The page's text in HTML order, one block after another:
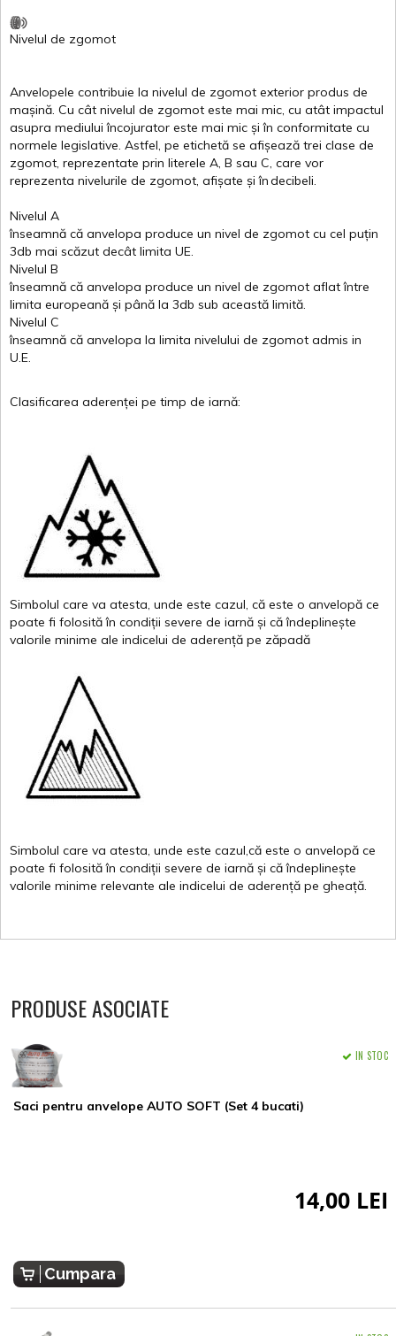
Nivelul de zgomot
Anvelopele contribuie la nivelul de zgomot exterior produs de
mașină. Cu cât nivelul de zgomot este mai mic, cu atât impactul
asupra mediului încojurator este mai mic și în conformitate cu
normele legislative. Astfel, pe etichetă se afișează trei clase de
zgomot, reprezentate prin literele A, B sau C, care vor
reprezenta nivelurile de zgomot, afișate și îndecibeli.
Nivelul A
înseamnă că anvelopa produce un nivel de zgomot cu cel puțin
3db mai scăzut decât limita UE.
Nivelul B
înseamnă că anvelopa produce un nivel de zgomot aflat între
limita europeană și până la 3db sub această limită.
Nivelul C
înseamnă că anvelopa la limita nivelului de zgomot admis in
U.E.
Clasificarea aderenței pe timp de iarnă:
Simbolul care va atesta, unde este cazul, că este o anvelopă ce
poate fi folosită în condiții severe de iarnă și că îndeplinește
valorile minime ale indicelui de aderență pe zăpadă
Simbolul care va atesta, unde este cazul,că este o anvelopă ce
poate fi folosită în condiții severe de iarnă și că îndeplinește
valorile minime relevante ale indicelui de aderență pe gheață.
PRODUSE ASOCIATE
Saci pentru anvelope AUTO SOFT (Set 4 bucati)
IN STOC
14,00 LEI
Cumpara